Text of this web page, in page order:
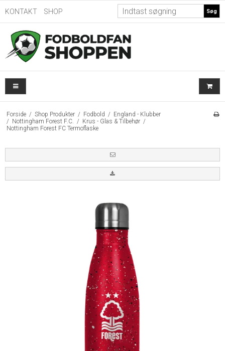
KONTAKT SHOP Søg
Forside / Shop Produkter / Fodbold / England - Klubber
/ Nottingham Forest F.C. / Krus - Glas & Tilbehør /
Nottingham Forest FC Termoflaske